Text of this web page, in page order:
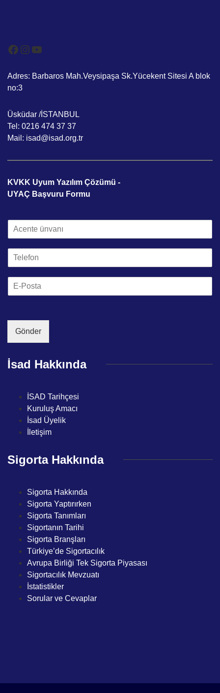
Facebook
Instagram
YouTube
Adres: Barbaros Mah.Veysipaşa Sk.Yücekent Sitesi A blok
no:3
Üsküdar /İSTANBUL
Tel: 0216 474 37 37
Mail: isad@isad.org.tr
KVKK Uyum Yazılım Çözümü -
UYAÇ Başvuru Formu
n
*
*
m
l
Gönder
İsad Hakkında
İSAD Tarihçesi
Kuruluş Amacı
İsad Üyelik
İletişim
Sigorta Hakkında
Sigorta Hakkında
Sigorta Yaptırırken
Sigorta Tanımları
Sigortanın Tarihi
Sigorta Branşları
Türkiye’de Sigortacılık
Avrupa Birliği Tek Sigorta Piyasası
Sigortacılık Mevzuatı
İstatistikler
Sorular ve Cevaplar